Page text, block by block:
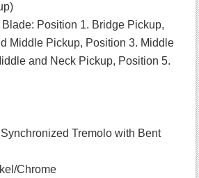
Position 1. Bridge Pickup,
Middle Pickup, Position 3. Middle
and Neck Pickup, Position 5.
Tremolo with Bent
Chrome